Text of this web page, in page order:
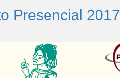
Presencial 2017